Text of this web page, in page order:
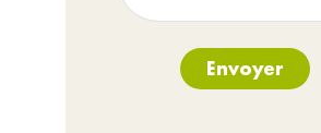
Envoyer